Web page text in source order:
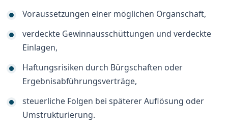
Voraussetzungen einer möglichen Organschaft,
verdeckte Gewinnausschüttungen und verdeckte
Einlagen,
Haftungsrisiken durch Bürgschaften oder
Ergebnisabführungsverträge,
steuerliche Folgen bei späterer Auflösung oder
Umstrukturierung.